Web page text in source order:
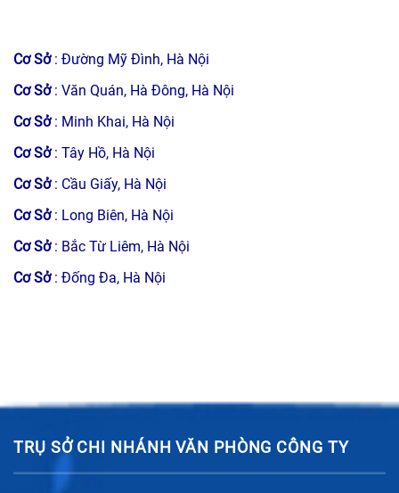
Cơ Sở : Đường Mỹ Đình, Hà Nội
Cơ Sở : Văn Quán, Hà Đông, Hà Nội
Cơ Sở : Minh Khai, Hà Nội
Cơ Sở : Tây Hồ, Hà Nội
Cơ Sở: Cầu Giấy, Hà Nội
Cơ Sở : Long Biên, Hà Nội
Cơ Sở : Bắc Từ Liêm, Hà Nội
Cơ Sở : Đống Đa, Hà Nội
TRỤ SỞ CHI NHÁNH VĂN PHÒNG CÔNG TY